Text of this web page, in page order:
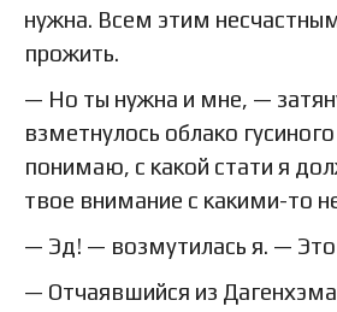
нужна. Всем этим
прожить.
— Но ты нужна и мне, —
взметнулось облако
понимаю, с какой стати я
твое внимание с какими-то
— Эд! — возмутилась я. — Это
— Отчаявшийся из